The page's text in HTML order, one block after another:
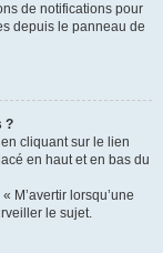
de notifications pour
depuis le panneau de
?
cliquant sur le lien
en haut et en bas du
M’avertir lorsqu’une
le sujet.